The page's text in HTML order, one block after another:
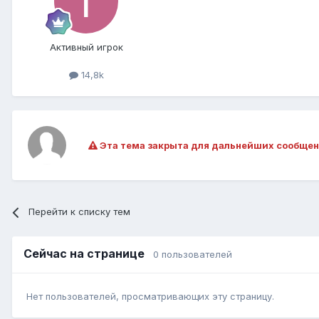
Активный игрок
14,8k
Эта тема закрыта для дальнейших
Перейти к списку тем
Сейчас на странице 0 пользователей
Нет пользователей, просматривающих эту страницу.